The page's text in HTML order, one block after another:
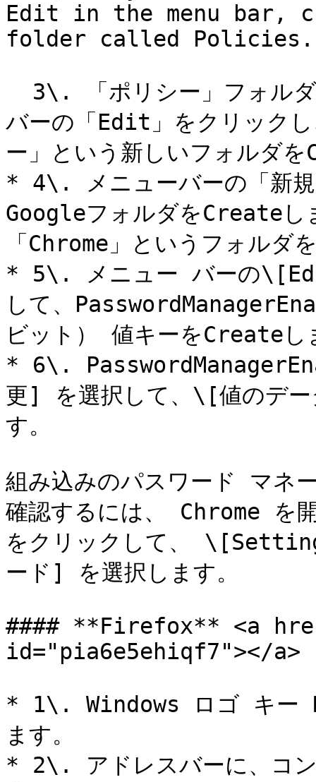
Edit in the menu bar,
folder called Policies.
バーの「Edit」をクリックし
ー」という新しいフォルダ
* 4\. メニューバーの「新
GoogleフォルダをCreateし
「Chrome」というフォルダ
* 5\. メニュー バーの
して、
ビット） 値キーをCreateし
* 6\.
更] を選択して、\[値のデ
す。
組み込みのパスワード マネ
確認するには、 Chrome を
をクリックして、
ード] を選択します。
#### **Firefox** <a
id="pia6e5ehiqf7"></a>
* 1\. Windows ロゴ キー
ます。
* 2\. アドレスバーに、コン